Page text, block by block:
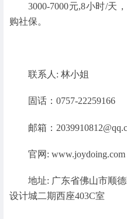
3000-7000元,8小时/天
购社保。
联系人: 林小姐
固话：0757-22259166
邮箱：
官网: www.joydoing.com
地址: 广东省佛山市顺
设计城二期西座403C室